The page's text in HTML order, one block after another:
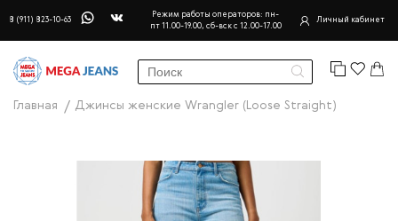
8 (911) 823-10-63
Режим работы операторов: пн-
пт 11.00-19.00, сб-вск с 12.00-17.00
Личный кабинет
Главная Джинсы женские Wrangler (Loose Straight)